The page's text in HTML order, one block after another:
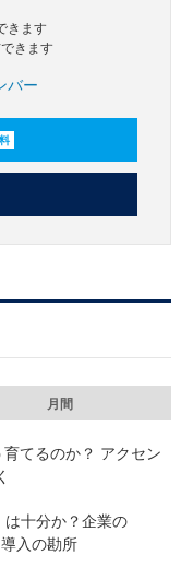
きます
きます
バー
月間
てるのか？ アクセン
十分か？企業の
入の勘所